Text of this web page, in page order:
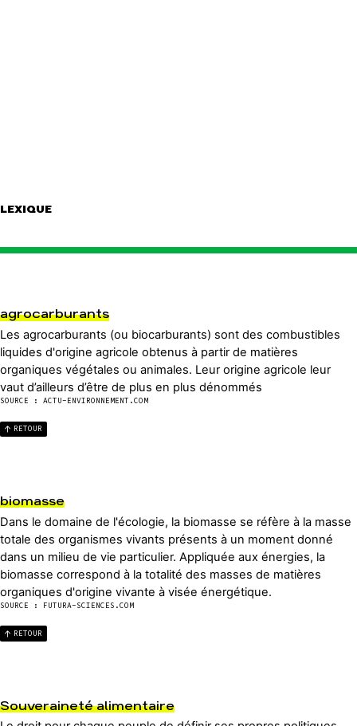
LEXIQUE
agrocarburants
Les agrocarburants (ou biocarburants) sont des combustibles
liquides d'origine agricole obtenus à partir de matières
organiques végétales ou animales. Leur origine agricole leur
vaut d’ailleurs d’être de plus en plus dénommés
SOURCE : ACTU-ENVIRONNEMENT.COM
RETOUR
biomasse
Dans le domaine de l'écologie, la biomasse se réfère à la masse
totale des organismes vivants présents à un moment donné
dans un milieu de vie particulier. Appliquée aux énergies, la
biomasse correspond à la totalité des masses de matières
organiques d'origine vivante à visée énergétique.
SOURCE : FUTURA-SCIENCES.COM
RETOUR
Souveraineté alimentaire